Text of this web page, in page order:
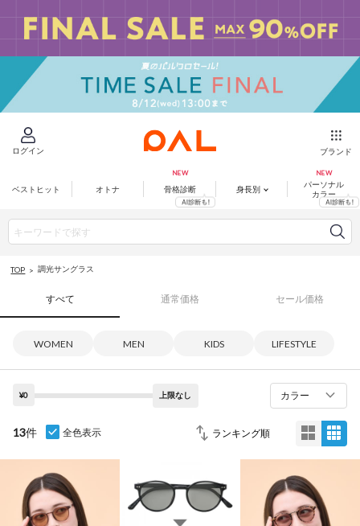
ログイン ブランド
ベストヒット オトナ 骨格診断 身長別
パーソナル
カラー
TOP 調光サングラス
すべて 通常価格 セール価格
WOMEN MEN KIDS LIFESTYLE
¥0 上限なし カラー
13件 全色表示